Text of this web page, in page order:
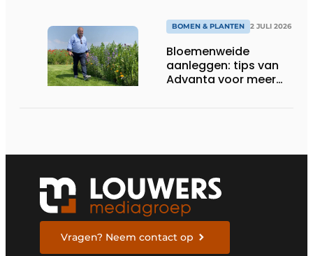
BOMEN & PLANTEN 2 JULI 2026
Bloemenweide
aanleggen: tips van
Advanta voor meer
Vragen? Neem contact op